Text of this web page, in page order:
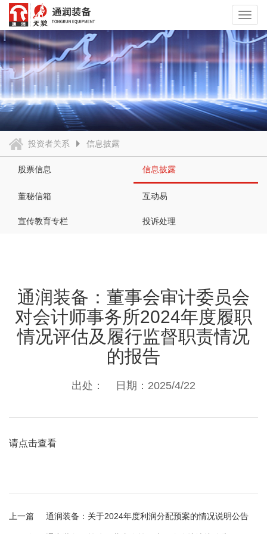
投资者关系 信息披露
股票信息 信息披露
董秘信箱 互动易
宣传教育专栏 投诉处理
通润装备：董事会审计委员会
对会计师事务所2024年度履职
情况评估及履行监督职责情况
的报告
出处： 日期：2025/4/22
请点击查看
上一篇 通润装备：关于2024年度利润分配预案的情况说明公告